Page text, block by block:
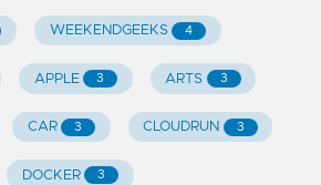
WEEKENDGEEKS 4
APPLE 3 ARTS 3
CAR 3 CLOUDRUN 3
DOCKER 3